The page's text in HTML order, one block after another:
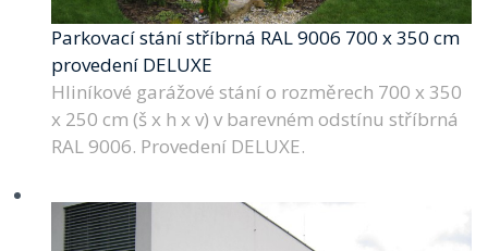
Parkovací stání stříbrná RAL 9006 700 x 350 cm
provedení DELUXE
Hliníkové garážové stání o rozměrech 700 x 350
x 250 cm (š x h x v) v barevném odstínu stříbrná
RAL 9006. Provedení DELUXE.